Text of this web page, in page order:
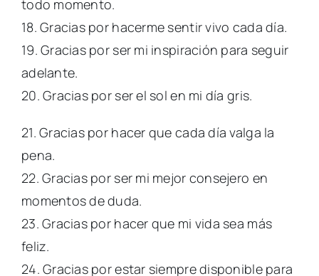
todo momento.
18. Gracias por hacerme sentir vivo cada día.
19. Gracias por ser mi inspiración para seguir
adelante.
20. Gracias por ser el sol en mi día gris.
21. Gracias por hacer que cada día valga la
pena.
22. Gracias por ser mi mejor consejero en
momentos de duda.
23. Gracias por hacer que mi vida sea más
feliz.
24. Gracias por estar siempre disponible para